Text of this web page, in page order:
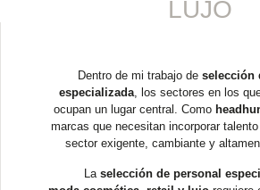
LUJO
Dentro de mi trabajo de selección
especializada, los sectores en los
ocupanun lugar central. Como
marcas que necesitan incorporar
sector exigente, cambiante y
La selección de personal